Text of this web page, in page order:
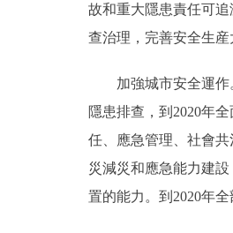
故和重大隱患責任可
查治理，完善安全生
加強城市安全運作。
隱患排查，到2020年
任、應急管理、社會
災減災和應急能力建
置的能力。到2020年